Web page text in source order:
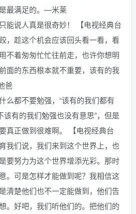
最满足的。—米莱
能说人真是很奇妙！ 【电视经典台
，趁这个机会应该回头看一看，看
不着匆匆忙忙往前走，也许你想明
面的东西根本就不重要，该有的我
爸
么都不要勉强，“该有的我们都有
该有的我们勉强也没有意思”，但是
真正做到很难啊。 【电视经典台
我们说，我们来到这个世界上，也
要努力为这个世界增添光彩。那时
。可是怎样才能做到呢？我相信这
清楚他们也不一定能做到，他们告
。好吧，我们听他们的。把他们的